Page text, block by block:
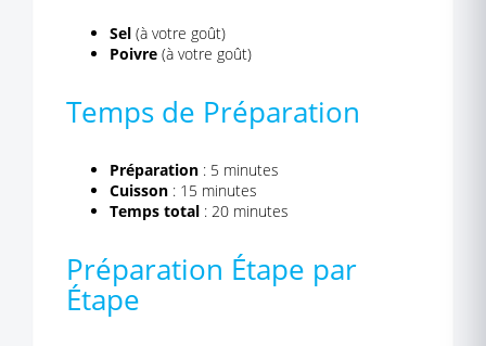
Sel (à votre goût)
Poivre (à votre goût)
Temps de Préparation
Préparation : 5 minutes
Cuisson : 15 minutes
Temps total : 20 minutes
Préparation Étape par
Étape